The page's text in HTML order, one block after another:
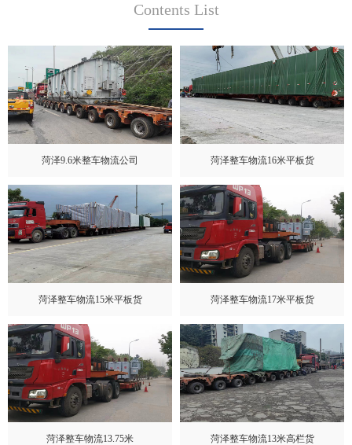
Contents List
菏泽9.6米整车物流公司 菏泽整车物流16米平板货
菏泽整车物流15米平板货 菏泽整车物流17米平板货
菏泽整车物流13.75米 菏泽整车物流13米高栏货